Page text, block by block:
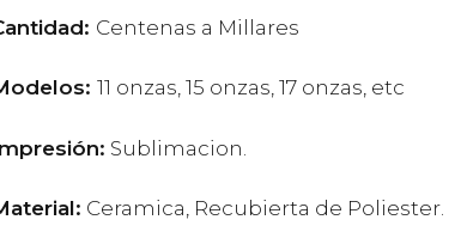
Centenas a Millares
11 onzas, 15 onzas, 17 onzas, etc
Sublimacion.
Ceramica, Recubierta de Poliester.